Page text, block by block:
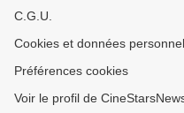
C.G.U.
Cookies et données
Préférences cookies
Voir le profil de